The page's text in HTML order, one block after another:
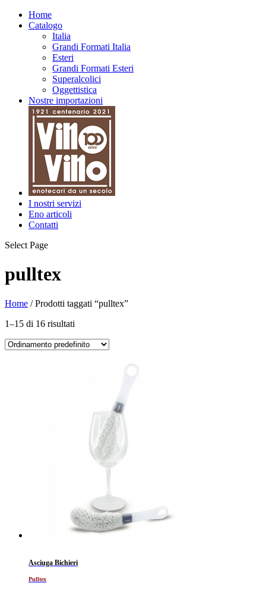
Home
Catalogo
Italia
Grandi Formati Italia
Esteri
Grandi Formati Esteri
Superalcolici
Oggettistica
Nostre importazioni
I nostri servizi
Eno articoli
Contatti
Select Page
pulltex
Home / Prodotti taggati “pulltex”
1–15 di 16 risultati
Asciuga Bichieri
Pulltex